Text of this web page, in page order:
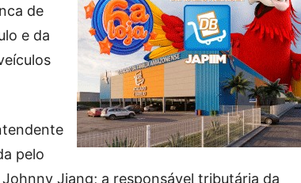
de
e da
pelo
Jiang; a responsável tributária da